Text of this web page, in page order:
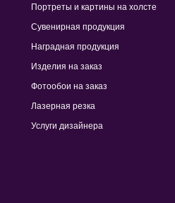
Портреты и картины на холсте
Сувенирная продукция
Наградная продукция
Изделия на заказ
Фотообои на заказ
Лазерная резка
Услуги дизайнера